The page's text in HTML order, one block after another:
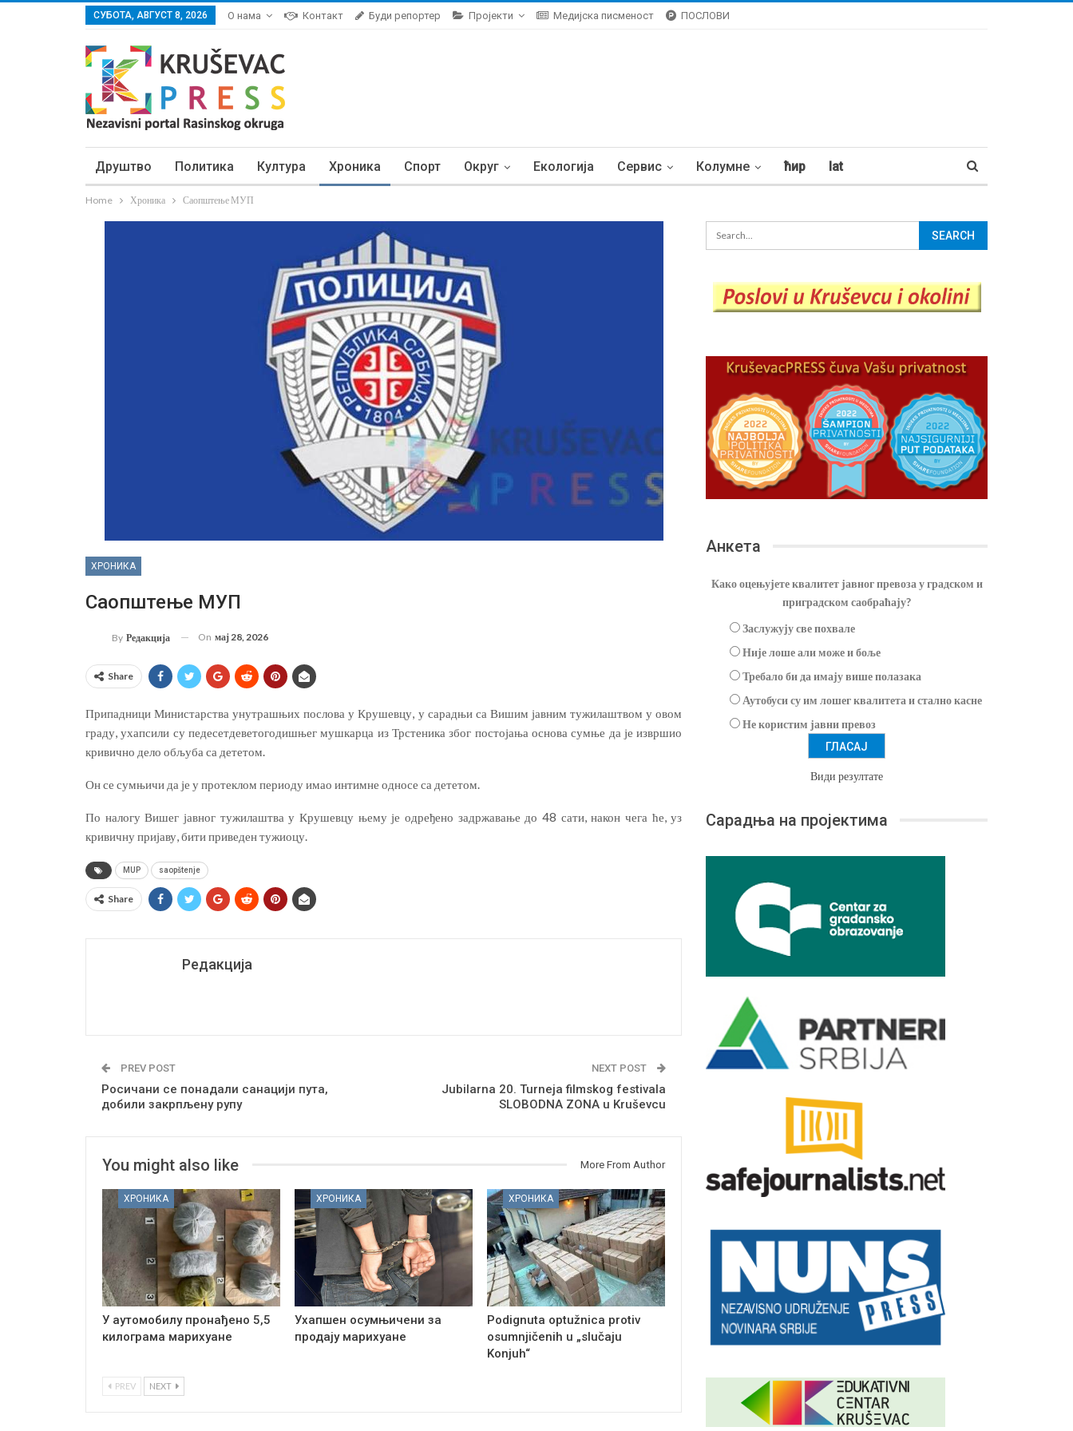
СУБОТА, АВГУСТ 8, 2026 О нама Контакт Буди репортер Пројекти Медијска писменост ПОСЛОВИ
Друштво Политика Култура Хроника Спорт Округ Екологија Сервис Колумне ћир lat
Home Хроника Саопштење МУП
ХРОНИКА
Саопштење МУП
By Редакција On мај 28, 2026
Share
Припадници Министарства унутрашњих послова у Крушевцу, у сарадњи са Вишим јавним тужилаштвом у овом
граду, ухапсили су педесетдеветогодишњег мушкарца из Трстеника због постојања основа сумње да је извршио
кривично дело обљуба са дететом.
Он се сумњичи да је у протеклом периоду имао интимне односе са дететом.
По налогу Вишег јавног тужилаштва у Крушевцу њему је одређено задржавање до 48 сати, након чега ће, уз
кривичну пријаву, бити приведен тужиоцу.
MUP saopštenje
Share
Редакција
PREV POST
Росичани се понадали санацији пута,
добили закрпљену рупу
NEXT POST
Jubilarna 20. Turneja filmskog festivala
SLOBODNA ZONA u Kruševcu
You might also like More From Author
ХРОНИКА
У аутомобилу пронађено 5,5
килограма марихуане
ХРОНИКА
Ухапшен осумњичени за
продају марихуане
ХРОНИКА
Podignuta optužnica protiv
osumnjičenih u „slučaju
Konjuh“
PREV NEXT
Анкета
Како оцењујете квалитет јавног превоза у градском и
приградском саобраћају?
Заслужују све похвале
Није лоше али може и боље
Требало би да имају више полазака
Аутобуси су им лошег квалитета и стално касне
Не користим јавни превоз
Види резултате
Сарадња на пројектима